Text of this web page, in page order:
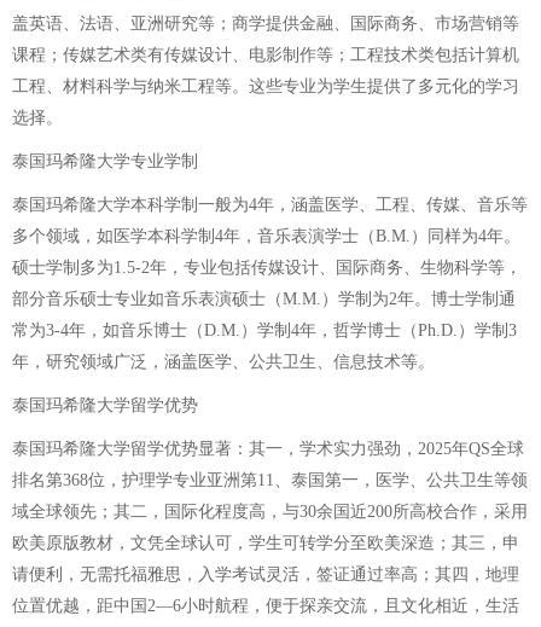
盖英语、法语、亚洲研究等；商学提供金融、国际商务、市场营销等
课程；传媒艺术类有传媒设计、电影制作等；工程技术类包括计算机
工程、材料科学与纳米工程等。这些专业为学生提供了多元化的学习
选择。
泰国玛希隆大学专业学制
泰国玛希隆大学本科学制一般为4年，涵盖医学、工程、传媒、音乐等
多个领域，如医学本科学制4年，音乐表演学士（B.M.）同样为4年。
硕士学制多为1.5-2年，专业包括传媒设计、国际商务、生物科学等，
部分音乐硕士专业如音乐表演硕士（M.M.）学制为2年。博士学制通
常为3-4年，如音乐博士（D.M.）学制4年，哲学博士（Ph.D.）学制3
年，研究领域广泛，涵盖医学、公共卫生、信息技术等。
泰国玛希隆大学留学优势
泰国玛希隆大学留学优势显著：其一，学术实力强劲，2025年QS全球
排名第368位，护理学专业亚洲第11、泰国第一，医学、公共卫生等领
域全球领先；其二，国际化程度高，与30余国近200所高校合作，采用
欧美原版教材，文凭全球认可，学生可转学分至欧美深造；其三，申
请便利，无需托福雅思，入学考试灵活，签证通过率高；其四，地理
位置优越，距中国2—6小时航程，便于探亲交流，且文化相近，生活